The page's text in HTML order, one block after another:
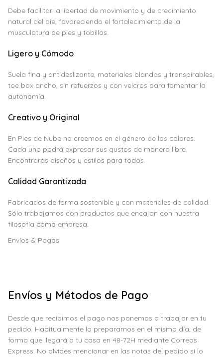
Debe facilitar la libertad de movimiento y de crecimiento
natural del pie, favoreciendo el fortalecimiento de la
musculatura de pies y tobillos.
Ligero y Cómodo
Suela fina y antideslizante, materiales blandos y transpirables,
toe box ancho, sin refuerzos y con velcros para fomentar la
autonomía.
Creativo y Original
En Pies de Nube no creemos en el género de los colores.
Cada uno podrá expresar sus gustos de manera libre.
Encontrarás diseños y estilos para todos.
Calidad Garantizada
Fabricados de forma sostenible y con materiales de calidad.
Sólo trabajamos con productos que encajan con nuestra
filosofía como empresa.
Envíos & Pagos
Envíos y Métodos de Pago
Desde que recibimos el pago nos ponemos a trabajar en tu
pedido. Habitualmente lo preparamos en el mismo día, de
forma que llegará a tu casa en 48-72H mediante Correos
Express. No olvides mencionar en las notas del pedido si lo